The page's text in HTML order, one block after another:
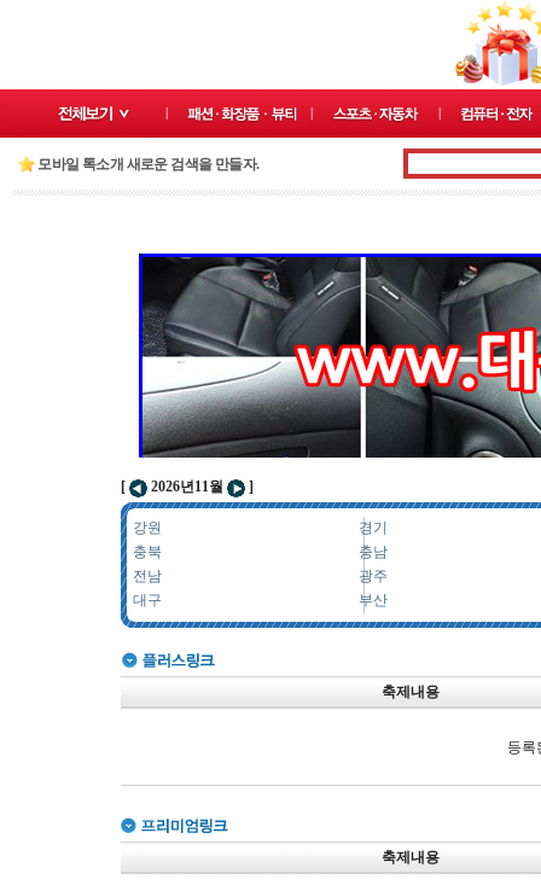
모바일 톡소개 새로운 검색을 만들자.
[ 2026년11월 ]
강원
경기
충북
충남
전남
광주
대구
부산
축제내용
등록
축제내용